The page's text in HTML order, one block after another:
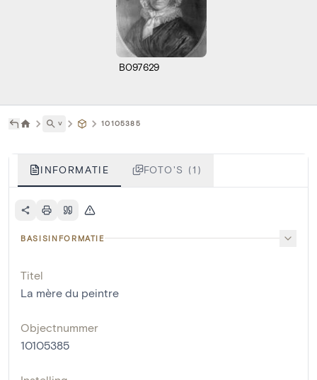
B097629
˅ 10105385
INFORMATIE FOTO'S (1)
BASISINFORMATIE
Titel
La mère du peintre
Objectnummer
10105385